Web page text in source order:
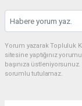
Yorum yazarak Topluluk
sitesine yaptığınız
başınıza
sorumlu tutulamaz.